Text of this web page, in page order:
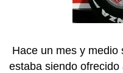
Hace un mes y
estaba siendo